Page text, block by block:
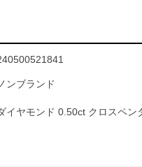
ノンブランド
イヤモンド 0.50ct クロスペン